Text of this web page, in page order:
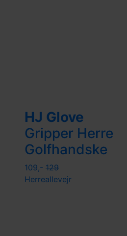
HJ Glove
Gripper Herre
Golfhandske
109,- 129
Herreallevejr